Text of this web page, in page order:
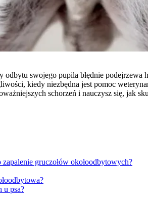
swojego pupila błędnie
kiedy niezbędna jest pomoc
schorzeń i nauczysz się, jak
gruczołów okołoodbytowych?
u psa?